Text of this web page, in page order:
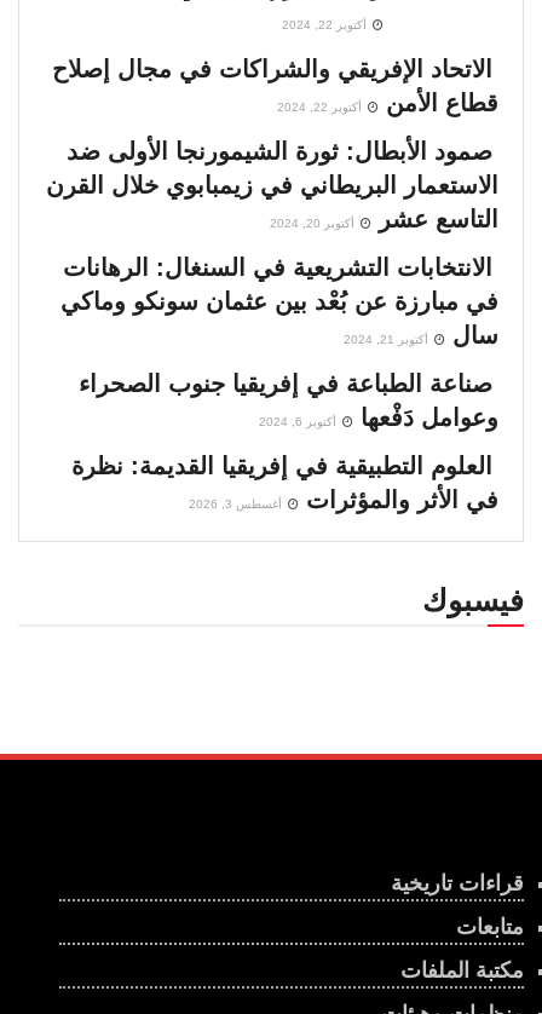
00:01:30
السنغال .. صراع القصر والشارع
اغتيار باتريس لومومبا.. الجريمة التي عادت تطارد
أوروبا بعد 65 عامًا
00:02:43
إفريقيا ومجلس الأمن .. معركة كسر الهيمنة
00:05:11
00:01:01
إثيوبيا على حافة الانقسام .. هل ينهار سلام
انتهاكات مستمرة في الغابون
الإستراتيجية الأمريكية في البحر الأحمر على وقع
أكتوبر 22, 2024
الاتحاد الإفريقي والشراكات في مجال إصلاح
قطاع الأمن
أكتوبر 22, 2024
صمود الأبطال: ثورة الشيمورنجا الأولى ضد
الاستعمار البريطاني في زيمبابوي خلال القرن
التاسع عشر
أكتوبر 20, 2024
الانتخابات التشريعية في السنغال: الرهانات
في مبارزة عن بُعْد بين عثمان سونكو وماكي
سال
أكتوبر 21, 2024
صناعة الطباعة في إفريقيا جنوب الصحراء
وعوامل دَفْعها
أكتوبر 6, 2024
العلوم التطبيقية في إفريقيا القديمة: نظرة
في الأثر والمؤثرات
أغسطس 3, 2026
فيسبوك
قراءات تاريخية
متابعات
مكتبة الملفات